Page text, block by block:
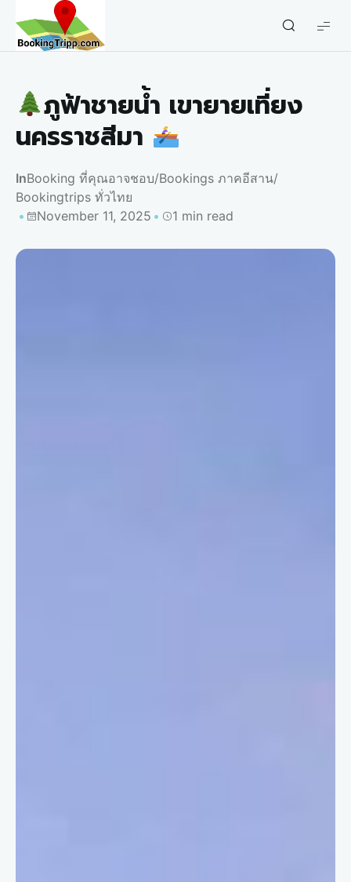
bookingtripp.com
ภูฟ้าชายน้ำ เขายายเที่ยง
นครราชสีมา
InBooking ที่คุณอาจชอบ/Bookings ภาคอีสาน/
Bookingtrips ทั่วไทย
November 11, 2025
1 min read